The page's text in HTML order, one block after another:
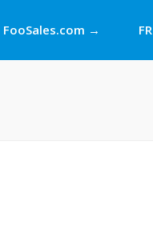
FooSales.com → FR